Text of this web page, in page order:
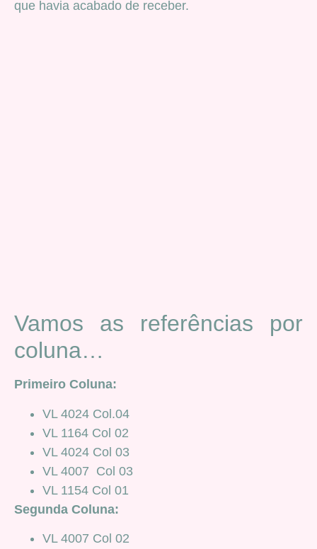
que havia acabado de receber.
Vamos as referências por
coluna…
Primeiro Coluna:
VL 4024 Col.04
VL 1164 Col 02
VL 4024 Col 03
VL 4007 Col 03
VL 1154 Col 01
Segunda Coluna:
VL 4007 Col 02